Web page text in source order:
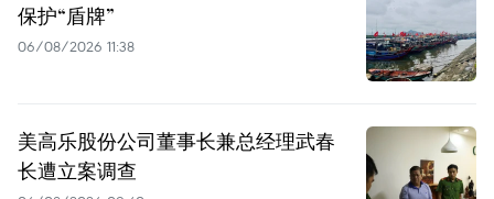
保护“盾牌”
06/08/2026 11:38
美高乐股份公司董事长兼总经理武春
长遭立案调查